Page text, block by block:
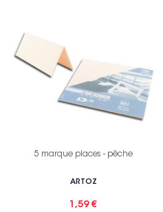
5 marque places - pêche
ARTOZ
1,59 €